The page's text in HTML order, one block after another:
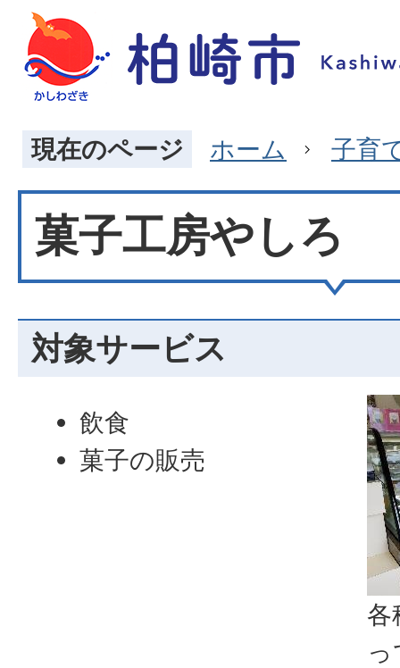
現在のページ ホーム 子育
菓子工房やしろ
対象サービス
各
飲食
菓子の販売